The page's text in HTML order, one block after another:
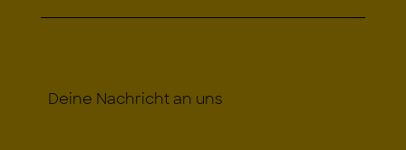
Deine Nachricht an uns